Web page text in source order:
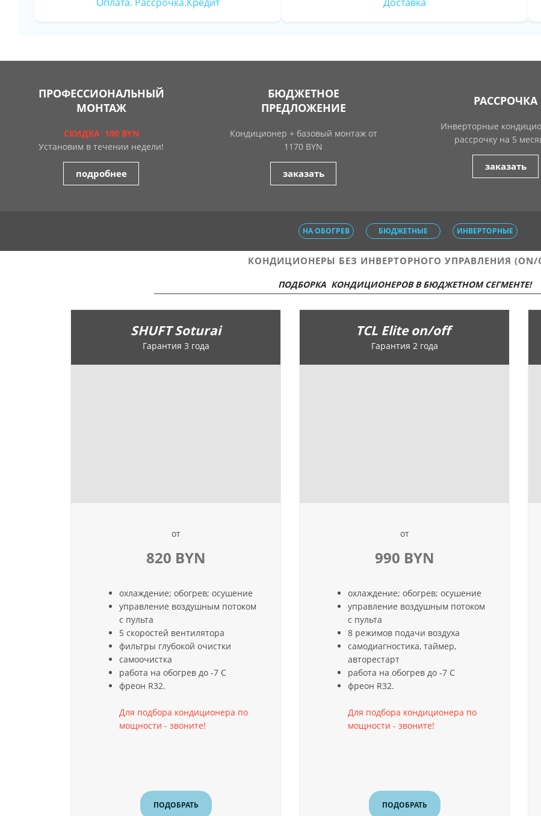
ПРОФЕССИОНАЛЬНЫЙ
МОНТАЖ
СКИДКА 100 BYN
Установим в течении недели!
подробнее
БЮДЖЕТНОЕ
ПРЕДЛОЖЕНИЕ
Кондиционер + базовый монтаж от
1170 BYN
заказать
РАССРОЧКА
Инверторные
рассрочку на 5
заказать
НА ОБОГРЕВ БЮДЖЕТНЫЕ ИНВЕРТОРНЫЕ
КОНДИЦИОНЕРЫ БЕЗ ИНВЕРТОРНОГО УПРАВЛЕНИЯ (ON/
ПОДБОРКА КОНДИЦИОНЕРОВ В БЮДЖЕТНОМ СЕГМЕНТЕ!
SHUFT Soturai
Гарантия 3 года
от
820 BYN
охлаждение; обогрев; осушение
управление воздушным потоком
с пульта
5 скоростей вентилятора
фильтры глубокой очистки
самоочистка
работа на обогрев до -7 С
фреон R32.
Для подбора кондиционера по
мощности - звоните!
ПОДОБРАТЬ
TCL Elite on/off
Гарантия 2 года
от
990 BYN
охлаждение; обогрев; осушение
управление воздушным потоком
с пульта
8 режимов подачи воздуха
самодиагностика, таймер,
авторестарт
работа на обогрев до -7 С
фреон R32.
Для подбора кондиционера по
мощности - звоните!
ПОДОБРАТЬ